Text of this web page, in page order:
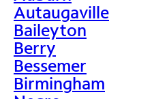
Autaugaville
Baileyton
Berry
Bessemer
Birmingham